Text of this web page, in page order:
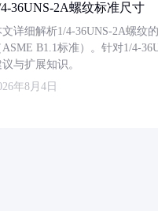
4-36UNS-2A螺纹标准尺寸
文详细解析1/4-36UNS-2A螺纹
ASME B1.1标准）。针对1/4-
与扩展知识。
年8月4日